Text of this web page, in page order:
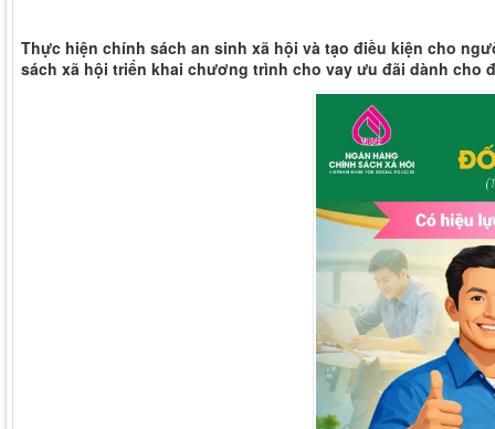
Thực hiện chính sách an sinh xã hội và tạo điều kiện cho
sách xã hội triển khai chương trình cho vay ưu đãi dành